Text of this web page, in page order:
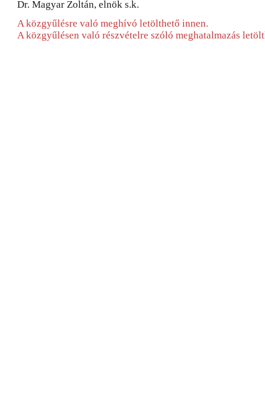
Dr. Magyar Zoltán, elnök s.k.
A közgyűlésre való meghívó letölthető innen.
A közgyűlésen való részvételre szóló meghatalmazás